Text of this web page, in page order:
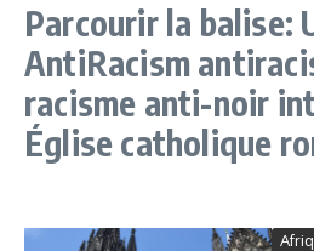
Parcourir la balise:
AntiRacism
racisme anti-noir
Église catholique